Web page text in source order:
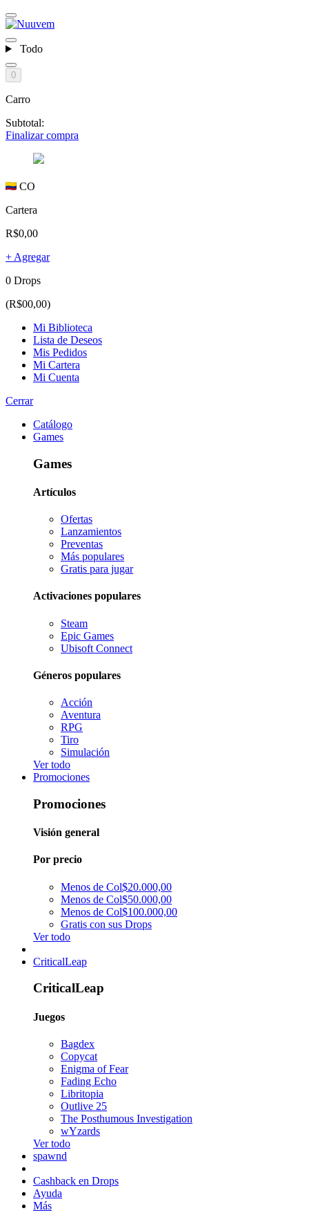
Todo
0
Carro
Subtotal:
Finalizar compra
CO
Cartera
R$0,00
+ Agregar
0 Drops
(R$00,00)
Mi Biblioteca
Lista de Deseos
Mis Pedidos
Mi Cartera
Mi Cuenta
Cerrar
Catálogo
Games
Games
Artículos
Ofertas
Lanzamientos
Preventas
Más populares
Gratis para jugar
Activaciones populares
Steam
Epic Games
Ubisoft Connect
Géneros populares
Acción
Aventura
RPG
Tiro
Simulación
Ver todo
Promociones
Promociones
Visión general
Por precio
Menos de Col$20.000,00
Menos de Col$50.000,00
Menos de Col$100.000,00
Gratis con sus Drops
Ver todo
CriticalLeap
CriticalLeap
Juegos
Bagdex
Copycat
Enigma of Fear
Fading Echo
Libritopia
Outlive 25
The Posthumous Investigation
wYzards
Ver todo
spawnd
Cashback en Drops
Ayuda
Más